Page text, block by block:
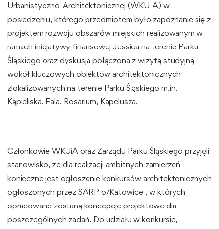
Urbanistyczno-Architektonicznej (WKU-A) w
posiedzeniu, którego przedmiotem było zapoznanie się z
projektem rozwoju obszarów miejskich realizowanym w
ramach inicjatywy finansowej Jessica na terenie Parku
Śląskiego oraz dyskusja połączona z wizytą studyjną
wokół kluczowych obiektów architektonicznych
zlokalizowanych na terenie Parku Śląskiego m.in.
Kąpieliska, Fala, Rosarium, Kapelusza.
Członkowie WKUiA oraz Zarządu Parku Śląskiego przyjęli
stanowisko, że dla realizacji ambitnych zamierzeń
konieczne jest ogłoszenie konkursów architektonicznych
ogłoszonych przez SARP o/Katowice , w których
opracowane zostaną koncepcje projektowe dla
poszczególnych zadań. Do udziału w konkursie,